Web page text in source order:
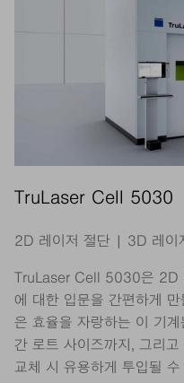
TruLaser Cell 5030
2D 레이저 절단 | 3D 레이
TruLaser Cell 5030은 2D
에 대한 입문을 간편하게
은 효율을 자랑하는 이 기
간 로트 사이즈까지, 그리
교체 시 유용하게 투입될 수